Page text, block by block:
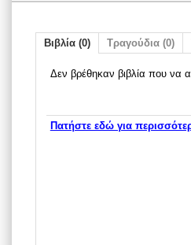
Βιβλία (0) Τραγούδια (0)
Δεν βρέθηκαν βιβλία που να
Πατήστε εδώ για